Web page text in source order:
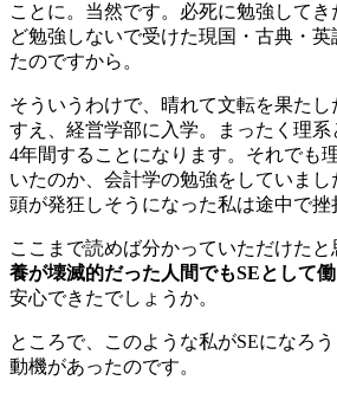
ことに。当然です。必死に勉強して
ど勉強しないで受けた現国・古典・
たのですから。
そういうわけで、晴れて文転を果た
すえ、経営学部に入学。まったく理
4年間することになります。それでも
いたのか、会計学の勉強をしていま
頭が発狂しそうになった私は途中で挫
ここまで読めば分かっていただけたと
養が壊滅的だった人間でもSEとして
安心できたでしょうか。
ところで、このような私がSEになろ
動機があったのです。